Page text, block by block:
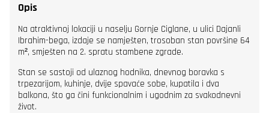
Opis
Na atraktivnoj lokaciji u naselju Gornje Ciglane, u ulici Dajanli
Ibrahim-bega, izdaje se namješten, trosoban stan površine 64
m², smješten na 2. spratu stambene zgrade.
Stan se sastoji od ulaznog hodnika, dnevnog boravka s
trpezarijom, kuhinje, dvije spavaće sobe, kupatila i dva
balkona, što ga čini funkcionalnim i ugodnim za svakodnevni
život.